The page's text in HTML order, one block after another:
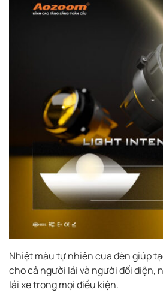
Nhiệt màu tự nhiên của đèn giúp
cho cả người lái và người đối diện,
lái xe trong mọi điều kiện.